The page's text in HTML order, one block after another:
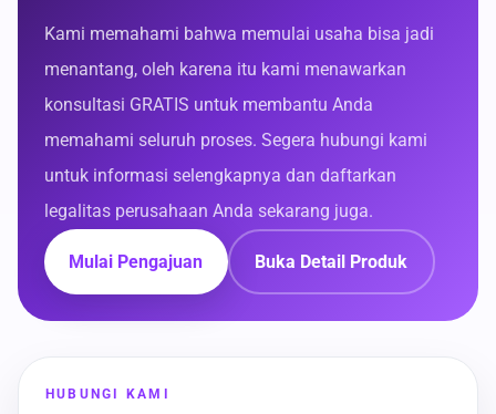
Kami memahami bahwa memulai usaha bisa jadi
menantang, oleh karena itu kami menawarkan
konsultasi GRATIS untuk membantu Anda
memahami seluruh proses. Segera hubungi kami
untuk informasi selengkapnya dan daftarkan
legalitas perusahaan Anda sekarang juga.
Mulai Pengajuan Buka Detail Produk
HUBUNGI KAMI